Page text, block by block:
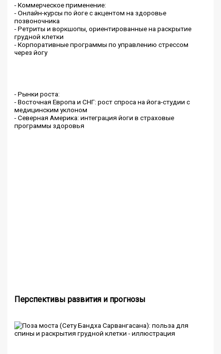
- Коммерческое применение:
- Онлайн-курсы по йоге с акцентом на здоровье
позвоночника
- Ретриты и воркшопы, ориентированные на раскрытие
грудной клетки
- Корпоративные программы по управлению стрессом
через йогу
- Рынки роста:
- Восточная Европа и СНГ: рост спроса на йога-студии с
медицинским уклоном
- Северная Америка: интеграция йоги в страховые
программы здоровья
Перспективы развития и прогнозы